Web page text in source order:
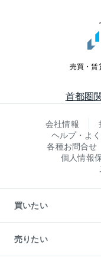
売買・賃
首都圏
会社情報
ヘルプ・よ
各種お問合せ
個人情報
買いたい
新築・分譲マンションの購
中古マンションの購入
一戸建ての購入
売りたい